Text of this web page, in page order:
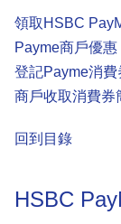
領取HSBC
Payme商戶優惠
登記Payme消費
商戶收取消費券
回到目錄
HSBC